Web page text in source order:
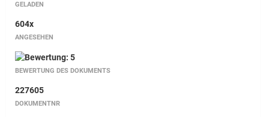
GELADEN
604x
ANGESEHEN
BEWERTUNG DES DOKUMENTS
227605
DOKUMENTNR